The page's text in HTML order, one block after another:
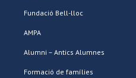
Fundació Bell-lloc
AMPA
Alumni – Antics Alumnes
Formació de famílies